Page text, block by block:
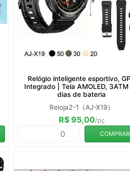
Relógio inteligente esportivo,
Integrado | Tela AMOLED,
dias de bateria
Reloja2-1（AJ-X19）
R$ 95,00/pç
COMPRAR